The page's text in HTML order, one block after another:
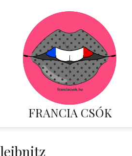
FRANCIA CSÓK
leibnitz